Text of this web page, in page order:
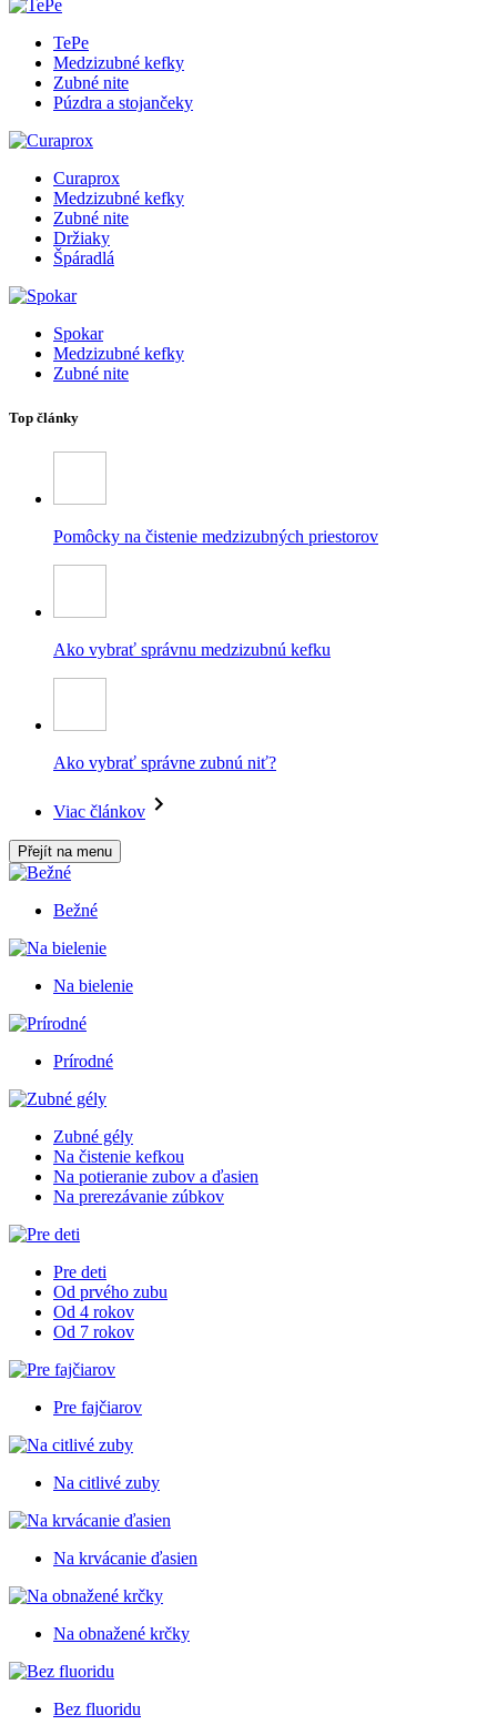
TePe
Medzizubné kefky
Zubné nite
Púzdra a stojančeky
Curaprox
Medzizubné kefky
Zubné nite
Držiaky
Špáradlá
Spokar
Medzizubné kefky
Zubné nite
Top články
Pomôcky na čistenie medzizubných priestorov
Ako vybrať správnu medzizubnú kefku
Ako vybrať správne zubnú niť?
Viac článkov
Přejít na menu
Bežné
Na bielenie
Prírodné
Zubné gély
Na čistenie kefkou
Na potieranie zubov a ďasien
Na prerezávanie zúbkov
Pre deti
Od prvého zubu
Od 4 rokov
Od 7 rokov
Pre fajčiarov
Na citlivé zuby
Na krvácanie ďasien
Na obnažené krčky
Bez fluoridu